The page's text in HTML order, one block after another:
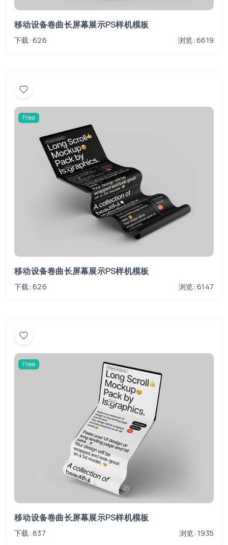
移动设备卷曲长屏幕展示PS样机模板
下载: 626 浏览: 6619
Free
移动设备卷曲长屏幕展示PS样机模板
下载: 626 浏览: 6147
Free
移动设备卷曲长屏幕展示PS样机模板
下载: 837 浏览: 1935